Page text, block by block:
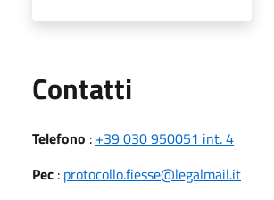
Contatti
Telefono : +39 030 950051 int. 4
Pec : protocollo.fiesse@legalmail.it